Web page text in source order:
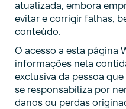
atualizada, embora
evitar e corrigir falhas,
conteúdo.
O acesso a esta página
informações nela
exclusiva da pessoa
se responsabiliza por
danos ou perdas